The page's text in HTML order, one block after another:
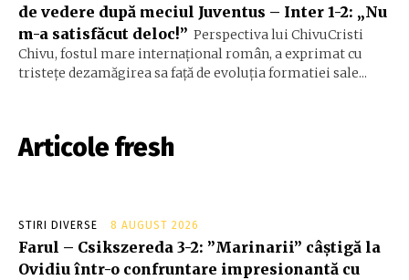
de vedere după meciul Juventus – Inter 1-2: „Nu
m-a satisfăcut deloc!” Perspectiva lui ChivuCristi
Chivu, fostul mare internațional român, a exprimat cu
tristețe dezamăgirea sa față de evoluția formatiei sale...
Articole fresh
STIRI DIVERSE 8 AUGUST 2026
Farul – Csikszereda 3-2: ”Marinarii” câștigă la
Ovidiu într-o confruntare impresionantă cu